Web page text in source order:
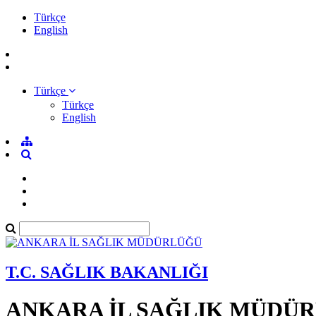
Türkçe
English
Türkçe
Türkçe
English
T.C. SAĞLIK BAKANLIĞI
ANKARA İL SAĞLIK